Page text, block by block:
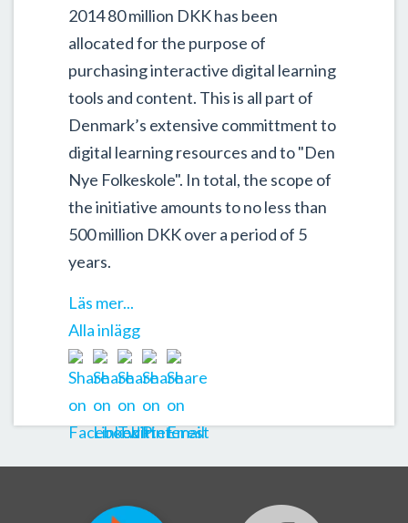
2014 80 million DKK has been
allocated for the purpose of
purchasing interactive digital learning
tools and content. This is all part of
Denmark’s extensive committment to
digital learning resources and to "Den
Nye Folkeskole". In total, the scope of
the initiative amounts to no less than
500 million DKK over a period of 5
years.
Läs mer...
Alla inlägg